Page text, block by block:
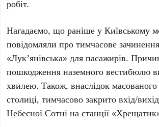
робіт.
Нагадаємо, що раніше уКиївському
повідомляли про тимчасове зачинення
«Лукʼянівська» для пасажирів.
пошкодження наземного вестибюлю
хвилею. Також, внаслідок масованого
столиці, тимчасово закрито вхід/
Небесної Сотні на станції «Хрещатик